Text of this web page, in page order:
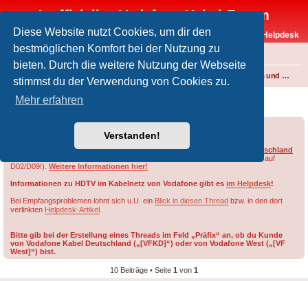
Diese Website nutzt Cookies, um dir den
bestmöglichen Komfort bei der Nutzung zu
bieten. Durch die weitere Nutzung der Webseite
stimmst du der Verwendung von Cookies zu.
Mehr erfahren
Verstanden!
Inoffizielles Vodafone-Kabel-Forum
Vodafone-Kabel-Helpdesk
FAQ
Foren-Übersicht Fernsehen und Radio über Kabel Kabelanschluss und Vodafone Basic TV
France 3 wieder über DVB-C
Die HD-Sender von RTL werden im Netzbereich von ehem.
Vodafone Deutschland
freigeschaltet (nicht auf
D02/D09!). Weitere Informationen hier!
Informationen zu HDTV im Kabelnetz von Vodafone gibt es im Helpdesk!
Bei Empfangsproblemen lohnt sich u.U. ein Blick in diesen Thread bzw. in den dort
verlinkten Helpdesk-Artikel
Bitte gib bei der Erstellung eines Threads im Feld „Präfix“ an, ob du Kunde
von Vodafone Kabel Deutschland („[VFKD]“) oder von Vodafone West („[VF
West]“) bist.
10 Beiträge • Seite 1 von 1